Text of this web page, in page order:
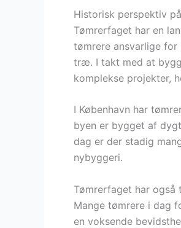
Historisk perspektiv
Tømrerfaget har en
tømrere ansvarlige
træ. I takt med at
komplekse projekter,
I København har
byen er bygget af
dag er der stadig
nybyggeri.
Tømrerfaget har
Mange tømrere i dag
en voksende